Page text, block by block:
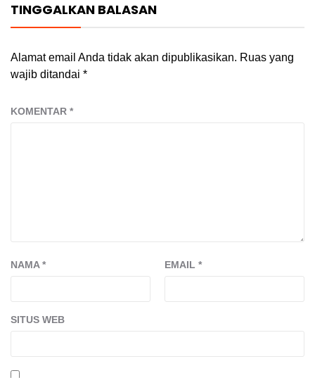
TINGGALKAN BALASAN
Alamat email Anda tidak akan dipublikasikan. Ruas yang
wajib ditandai *
KOMENTAR *
NAMA* EMAIL *
SITUS WEB